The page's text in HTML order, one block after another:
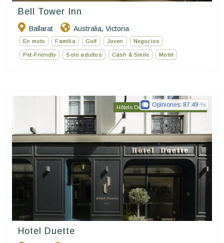
Bell Tower Inn
Ballarat Australia, Victoria
En moto Familia Golf Joven Negocios
Pet-Friendly Solo adultos Cash & Smile Motel
Hôtels De Charme & De Caractère
Hotel Duette
Opiniones: 87.49